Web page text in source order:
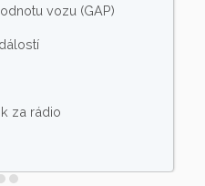
vozu (GAP)
za rádio